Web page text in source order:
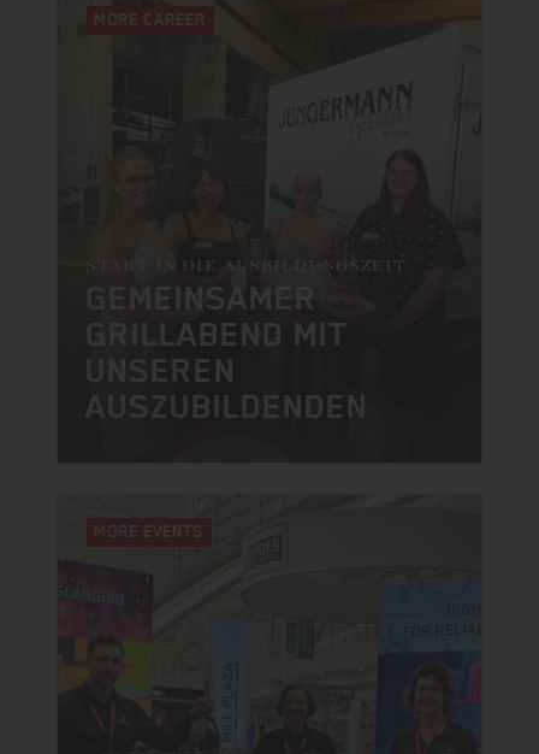
MORE CAREER
START IN DIE AUSBILDUNGSZEIT
GEMEINSAMER
GRILLABEND MIT
UNSEREN
AUSZUBILDENDEN
MORE EVENTS